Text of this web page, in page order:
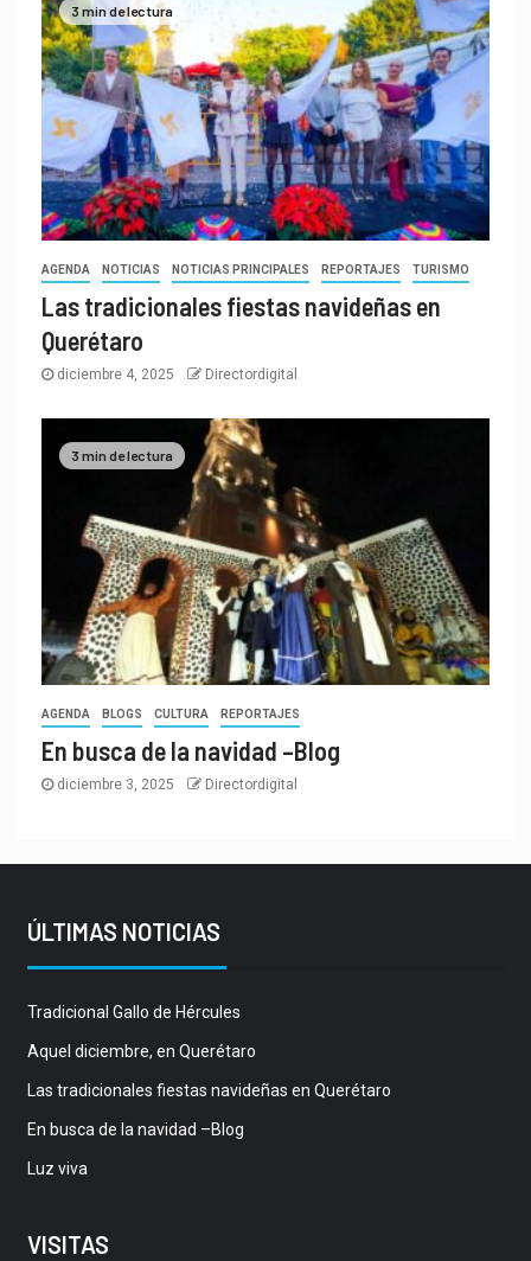
3 min de lectura
AGENDA NOTICIAS NOTICIAS PRINCIPALES REPORTAJES TURISMO
Las tradicionales fiestas navideñas en
Querétaro
diciembre 4, 2025 Directordigital
3 min de lectura
AGENDA BLOGS CULTURA REPORTAJES
En busca de la navidad –Blog
diciembre 3, 2025 Directordigital
ÚLTIMAS NOTICIAS
Tradicional Gallo de Hércules
Aquel diciembre, en Querétaro
Las tradicionales fiestas navideñas en Querétaro
En busca de la navidad –Blog
Luz viva
VISITAS